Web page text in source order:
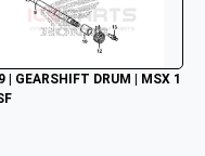
| GEARSHIFT DRUM | MSX 1